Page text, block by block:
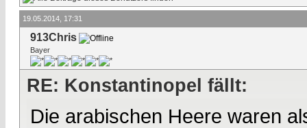
19.05.2014, 17:31
913Chris
Bayer
RE: Konstantinopel fällt:
Die arabischen Heere waren